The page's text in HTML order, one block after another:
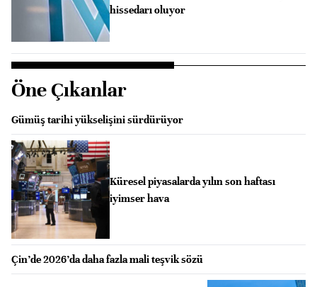
hissedarı oluyor
Öne Çıkanlar
Gümüş tarihi yükselişini sürdürüyor
Küresel piyasalarda yılın son haftası
iyimser hava
Çin’de 2026’da daha fazla mali teşvik sözü